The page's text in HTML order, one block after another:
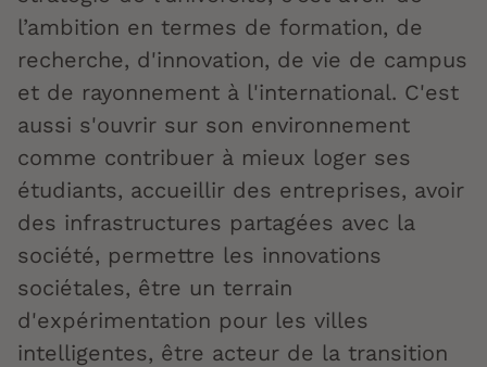
l’ambition en termes de formation, de
recherche, d'innovation, de vie de campus
et de rayonnement à l'international. C'est
aussi s'ouvrir sur son environnement
comme contribuer à mieux loger ses
étudiants, accueillir des entreprises, avoir
des infrastructures partagées avec la
société, permettre les innovations
sociétales, être un terrain
d'expérimentation pour les villes
intelligentes, être acteur de la transition